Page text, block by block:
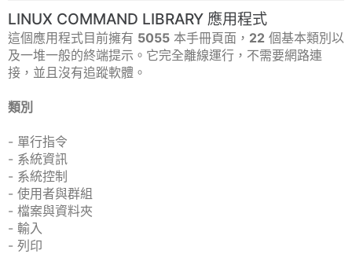
LINUX COMMAND LIBRARY 應用程式
這個應用程式目前擁有 5055 本手冊頁面， 22 個基本類別以
及一堆一般的終端提示。它完全離線運行，不需要網路連
接，並且沒有追蹤軟體。
類別
- 單行指令
- 系統資訊
- 系統控制
- 使用者與群組
- 檔案與資料夾
- 輸入
- 列印